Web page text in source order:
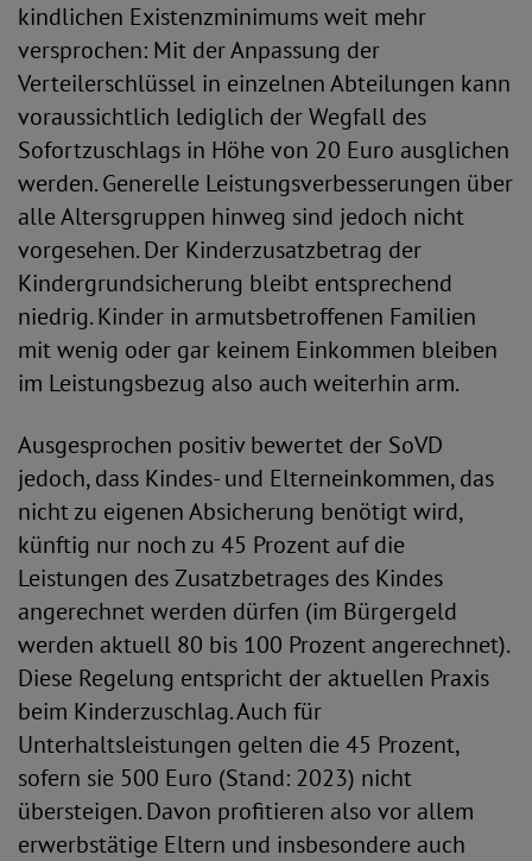
kindlichen Existenzminimums weit mehr
versprochen: Mit der Anpassung der
Verteilerschlüssel in einzelnen Abteilungen kann
voraussichtlich lediglich der Wegfall des
Sofortzuschlags in Höhe von 20 Euro ausglichen
werden. Generelle Leistungsverbesserungen über
alle Altersgruppen hinweg sind jedoch nicht
vorgesehen. Der Kinderzusatzbetrag der
Kindergrundsicherung bleibt entsprechend
niedrig. Kinder in armutsbetroffenen Familien
mit wenig oder gar keinem Einkommen bleiben
im Leistungsbezug also auch weiterhin arm.
Ausgesprochen positiv bewertet der SoVD
jedoch, dass Kindes- und Elterneinkommen, das
nicht zu eigenen Absicherung benötigt wird,
künftig nur noch zu 45 Prozent auf die
Leistungen des Zusatzbetrages des Kindes
angerechnet werden dürfen (im Bürgergeld
werden aktuell 80 bis 100 Prozent angerechnet).
Diese Regelung entspricht der aktuellen Praxis
beim Kinderzuschlag. Auch für
Unterhaltsleistungen gelten die 45 Prozent,
sofern sie 500 Euro (Stand: 2023) nicht
übersteigen. Davon profitieren also vor allem
erwerbstätige Eltern und insbesondere auch